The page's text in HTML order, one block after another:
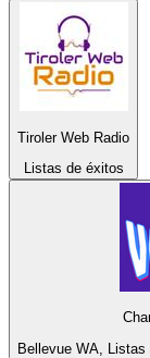
Tiroler Web Radio
Listas de éxitos
Bellevue WA,